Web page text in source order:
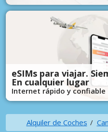
eSIMs para viajar.
En cualquier lugar
Internet rápido y confiable
Alquiler de Coches